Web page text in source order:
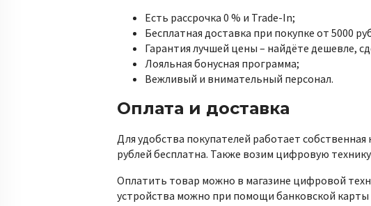
Есть рассрочка 0 % и Trade-In;
Бесплатная доставка при покупке от 5000
Гарантия лучшей цены – найдёте дешевле,
Лояльная бонусная программа;
Вежливый и внимательный персонал.
Оплата и доставка
Для удобства покупателей работает
рублей бесплатна. Также возим цифровую технику
Оплатить товар можно в магазине цифровой
устройства можно при помощи банковской карты